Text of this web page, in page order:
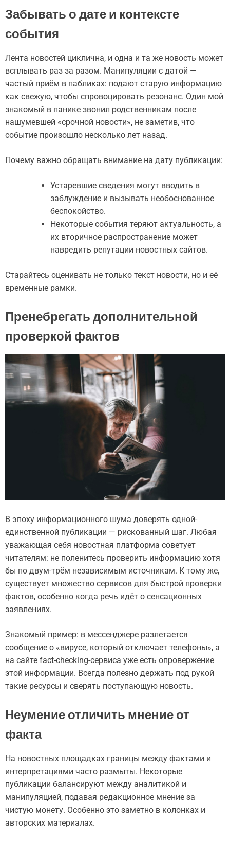
Забывать о дате и контексте
события
Лента новостей циклична, и одна и та же новость может
всплывать раз за разом. Манипуляции с датой —
частый приём в пабликах: подают старую информацию
как свежую, чтобы спровоцировать резонанс. Один мой
знакомый в панике звонил родственникам после
нашумевшей «срочной новости», не заметив, что
событие произошло несколько лет назад.
Почему важно обращать внимание на дату публикации:
Устаревшие сведения могут вводить в
заблуждение и вызывать необоснованное
беспокойство.
Некоторые события теряют актуальность, а
их вторичное распространение может
навредить репутации новостных сайтов.
Старайтесь оценивать не только текст новости, но и её
временные рамки.
Пренебрегать дополнительной
проверкой фактов
В эпоху информационного шума доверять одной-
единственной публикации — рискованный шаг. Любая
уважающая себя новостная платформа советует
читателям: не поленитесь проверить информацию хотя
бы по двум-трём независимым источникам. К тому же,
существует множество сервисов для быстрой проверки
фактов, особенно когда речь идёт о сенсационных
заявлениях.
Знакомый пример: в мессенджере разлетается
сообщение о «вирусе, который отключает телефоны», а
на сайте fact-checking-сервиса уже есть опровержение
этой информации. Всегда полезно держать под рукой
такие ресурсы и сверять поступающую новость.
Неумение отличить мнение от
факта
На новостных площадках границы между фактами и
интерпретациями часто размыты. Некоторые
публикации балансируют между аналитикой и
манипуляцией, подавая редакционное мнение за
чистую монету. Особенно это заметно в колонках и
авторских материалах.